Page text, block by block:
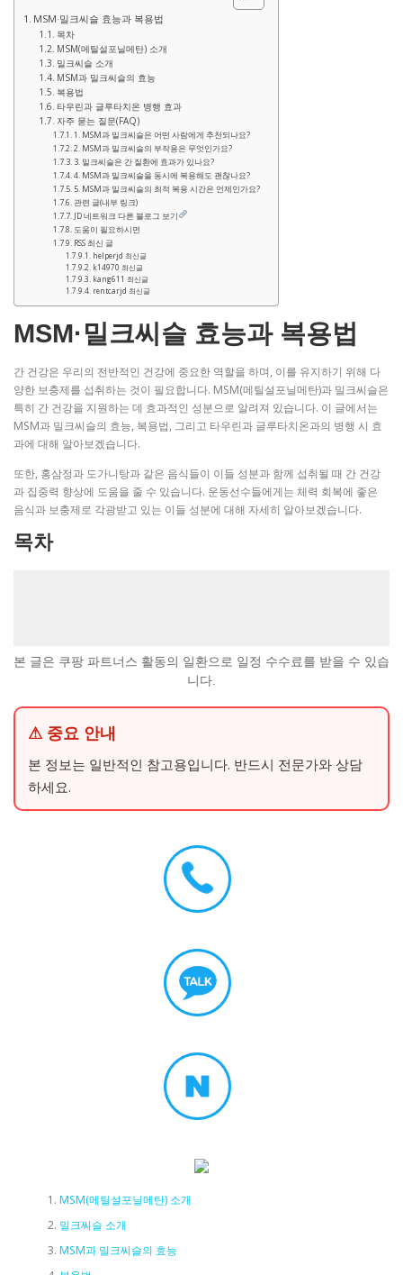
MSM·밀크씨슬 효능과 복용법
목차
MSM(메틸설포닐메탄) 소개
밀크씨슬 소개
MSM과 밀크씨슬의 효능
복용법
타우린과 글루타치온 병행 효과
자주 묻는 질문(FAQ)
1. MSM과 밀크씨슬은 어떤 사람에게 추천되나요?
2. MSM과 밀크씨슬의 부작용은 무엇인가요?
3. 밀크씨슬은 간 질환에 효과가 있나요?
4. MSM과 밀크씨슬을 동시에 복용해도 괜찮나요?
5. MSM과 밀크씨슬의 최적 복용 시간은 언제인가요?
관련 글(내부 링크)
JD 네트워크 다른 블로그 보기
도움이 필요하시면
RSS 최신 글
helperjd 최신글
k14970 최신글
kang611 최신글
rentcarjd 최신글
MSM·밀크씨슬 효능과 복용법
간 건강은 우리의 전반적인 건강에 중요한 역할을 하며, 이를 유지하기 위해 다
양한 보충제를 섭취하는 것이 필요합니다. MSM(메틸설포닐메탄)과 밀크씨슬은
특히 간 건강을 지원하는 데 효과적인 성분으로 알려져 있습니다. 이 글에서는
MSM과 밀크씨슬의 효능, 복용법, 그리고 타우린과 글루타치온과의 병행 시 효
과에 대해 알아보겠습니다.
또한, 홍삼정과 도가니탕과 같은 음식들이 이들 성분과 함께 섭취될 때 간 건강
과 집중력 향상에 도움을 줄 수 있습니다. 운동선수들에게는 체력 회복에 좋은
음식과 보충제로 각광받고 있는 이들 성분에 대해 자세히 알아보겠습니다.
목차
본 글은 쿠팡 파트너스 활동의 일환으로 일정 수수료를 받을 수 있습
니다.
⚠ 중요 안내
본 정보는 일반적인 참고용입니다. 반드시 전문가와 상담
하세요.
MSM(메틸설포닐메탄) 소개
밀크씨슬 소개
MSM과 밀크씨슬의 효능